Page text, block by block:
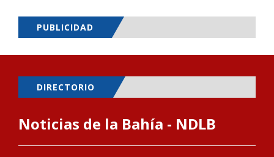
PUBLICIDAD
DIRECTORIO
Noticias de la Bahía - NDLB